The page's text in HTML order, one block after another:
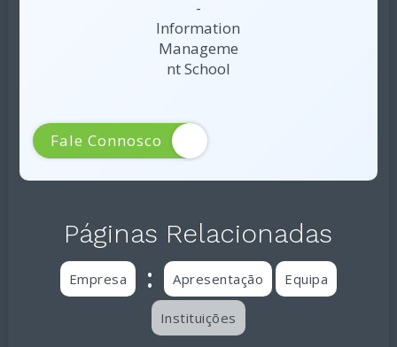
Fale Connosco
Páginas Relacionadas
Empresa : Apresentação Equipa
Instituições